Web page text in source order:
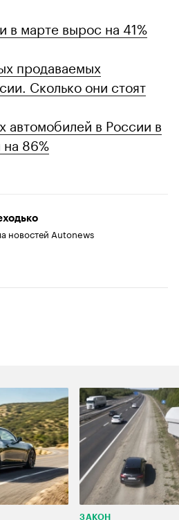
в марте вырос на 41%
продаваемых
Сколько они стоят
автомобилей в России в
86%
новостей Autonews
ЗАКОН